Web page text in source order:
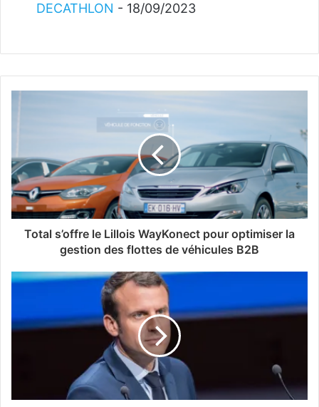
DECATHLON - 18/09/2023
Total s’offre le Lillois WayKonect pour optimiser la
gestion des flottes de véhicules B2B